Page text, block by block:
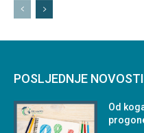
POSLJEDNJE NOVOSTI
Od